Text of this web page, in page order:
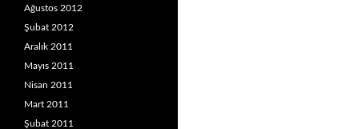
Ağustos 2012
Şubat 2012
Aralık 2011
Mayıs 2011
Nisan 2011
Mart 2011
Şubat 2011